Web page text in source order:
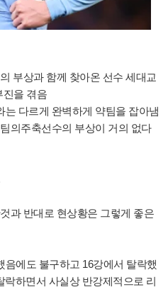
부상과 함께 찾아온 선수 세대교
진을 겪음
는 다르게 완벽하게 약팀을 잡아냄
의주축선수의 부상이 거의 없다
과 반대로 현상황은 그렇게 좋은
에도 불구하고 16강에서 탈락했
락하면서 사실상 반강제적으로 리